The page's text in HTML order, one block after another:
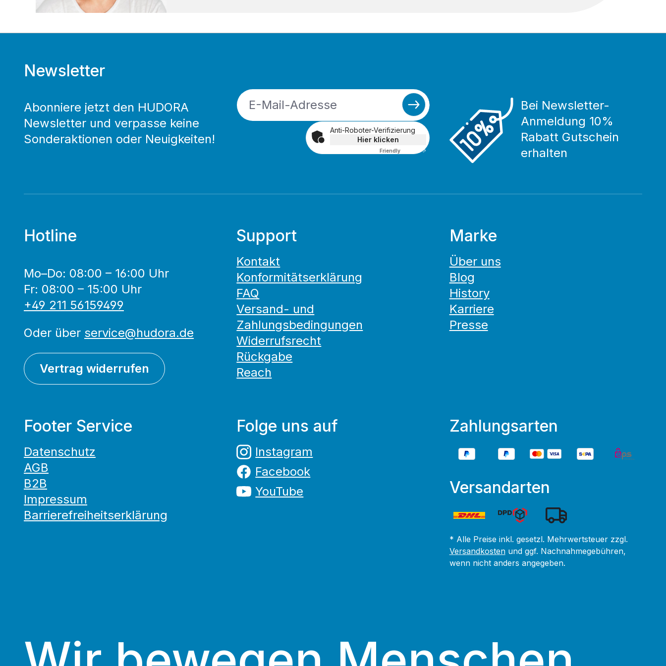
Newsletter
Abonniere jetzt den HUDORA
Newsletter und verpasse keine
Sonderaktionen oder Neuigkeiten!
Anti-Roboter-Verifizierung
Hier klicken
FriendlyCaptcha ⇗
Bei Newsletter-
Anmeldung 10%
Rabatt Gutschein
erhalten
Hotline
Mo–Do: 08:00 – 16:00 Uhr
Fr: 08:00 – 15:00 Uhr
+49 211 56159499
Oder über service@hudora.de
Vertrag widerrufen
Support
Kontakt
Konformitätserklärung
FAQ
Versand- und
Zahlungsbedingungen
Widerrufsrecht
Rückgabe
Reach
Marke
Über uns
Blog
History
Karriere
Presse
Footer Service
Datenschutz
AGB
B2B
Impressum
Barrierefreiheitserklärung
Folge uns auf
Instagram
Facebook
YouTube
Zahlungsarten
Versandarten
* Alle Preise inkl. gesetzl. Mehrwertsteuer zzgl.
Versandkostenund ggf. Nachnahmegebühren,
wenn nicht anders angegeben.